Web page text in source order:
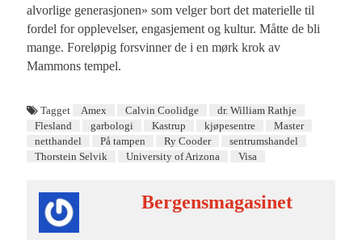
alvorlige generasjonen» som velger bort det materielle til
fordel for opplevelser, engasjement og kultur. Måtte de bli
mange. Foreløpig forsvinner de i en mørk krok av
Mammons tempel.
Tagget Amex Calvin Coolidge
dr. William Rathje
Flesland
garbologi Kastrup kjøpesentre
Master
netthandel
På tampen Ry Cooder
sentrumshandel
Thorstein Selvik
University of Arizona Visa
Bergensmagasinet